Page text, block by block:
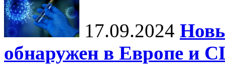
17.09.2024
обнаружен в Европе и